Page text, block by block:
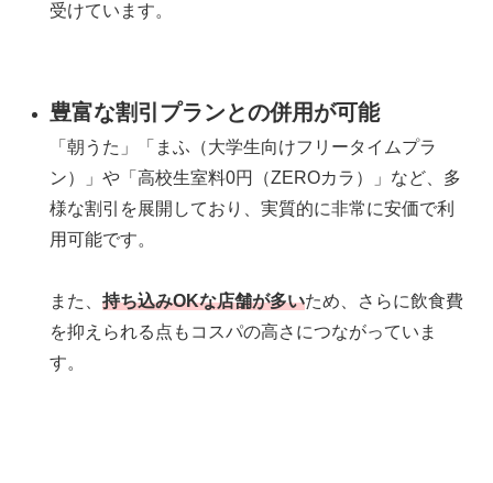
受けています。
豊富な割引プランとの併用が可能
「朝うた」「まふ（大学生向けフリータイムプラ
ン）」や「高校生室料0円（ZEROカラ）」など、多
様な割引を展開しており、実質的に非常に安価で利
用可能です。
また、持ち込みOKな店舗が多いため、さらに飲食費
を抑えられる点もコスパの高さにつながっていま
す。